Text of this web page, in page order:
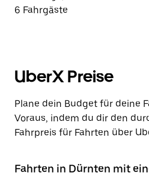
6 Fahrgäste
UberX Preise
Plane dein Budget für deine
Voraus, indem du dir den
Fahrpreis für Fahrten über
Fahrten in Dürnten mit